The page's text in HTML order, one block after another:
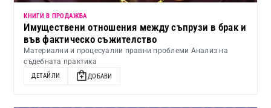
КНИГИ В ПРОДАЖБА
Имуществени отношения между съпрузи в брак и
във фактическо съжителство
Материални и процесуални правни проблеми Анализ на
съдебната практика
ДЕТАЙЛИ ДОБАВИ